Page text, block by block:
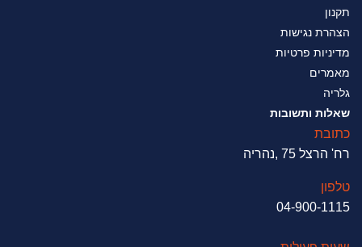
תקנון
הצהרת נגישות
מדיניות פרטיות
מאמרים
גלריה
שאלות ותשובות
כתובת
רח' הרצל 75 ,נהריה
טלפון
04-900-1115